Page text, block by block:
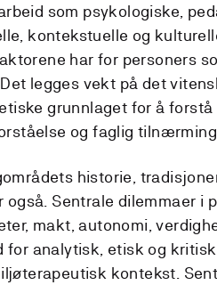
som psykologiske,
kontekstuelle og
har for personers
legges vekt på det
grunnlaget for å forstå
og faglig tilnærming.
historie,
også. Sentrale dilemmaer i
makt, autonomi,
for analytisk, etisk og
kontekst.